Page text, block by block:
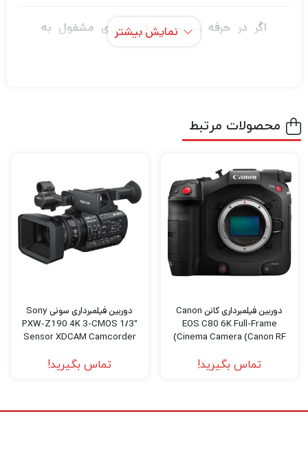
اگر در حرفه عکاسی و فیلمبرداری مشغول به
باکیفیت و مجهز برای عکاسی و فیلمبرداری دارید.
اگر میخواهید بهترین دوربین عکاسی و
،گیمبال موبایل و هر نوع تجهیزات آتلیه را با
بهترین کیفیت و قیمت خریداری کنید بهدیدبرتر
سربزنید.
نمایش بیشتر
محصولات مرتبط
دوربین فیلمبرداری کانن Canon
EOS C80 6K Full-Frame
Cinema Camera (Canon RF)
تماس بگیرید!
دوربین فیلمبرداری سونی Sony
PXW-Z190 4K 3-CMOS 1/3″
Sensor XDCAM Camcorder
تماس بگیرید!